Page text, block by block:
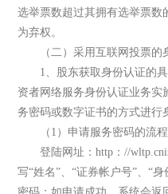
选举票数超过其拥有选举票数
为弃权。
（二）采用互联网投票的
1、股东获取身份认证的具
资者网络服务身份认证业务实
务密码或数字证书的方式进行
（1）申请服务密码的流程
登陆网址：http：//
写“姓名”、“证券帐户号”、“